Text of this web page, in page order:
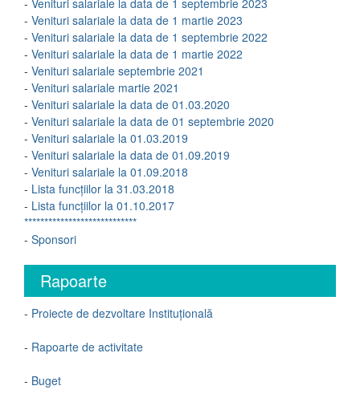
- Venituri salariale la data de 1 septembrie 2023
- Venituri salariale la data de 1 martie 2023
- Venituri salariale la data de 1 septembrie 2022
- Venituri salariale la data de 1 martie 2022
- Venituri salariale septembrie 2021
- Venituri salariale martie 2021
- Venituri salariale la data de 01.03.2020
- Venituri salariale la data de 01 septembrie 2020
- Venituri salariale la 01.03.2019
- Venituri salariale la data de 01.09.2019
- Venituri salariale la 01.09.2018
- Lista funcțiilor la 31.03.2018
- Lista funcțiilor la 01.10.2017
****************************
- Sponsori
Rapoarte
- Proiecte de dezvoltare Instituțională
- Rapoarte de activitate
- Buget